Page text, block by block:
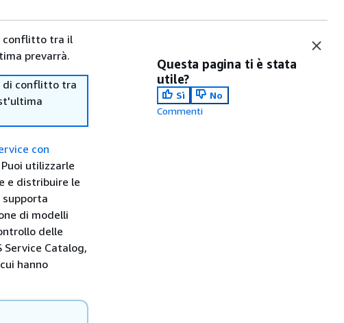
conflitto tra il
prevarrà.
di conflitto tra
con
Puoi utilizzarle
e distribuire le
supporta
di modelli
delle
Catalog,
hanno
Questa pagina ti è stata
utile?
Sì
No
Commenti